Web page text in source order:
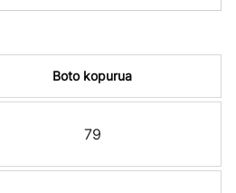
Boto kopurua
79